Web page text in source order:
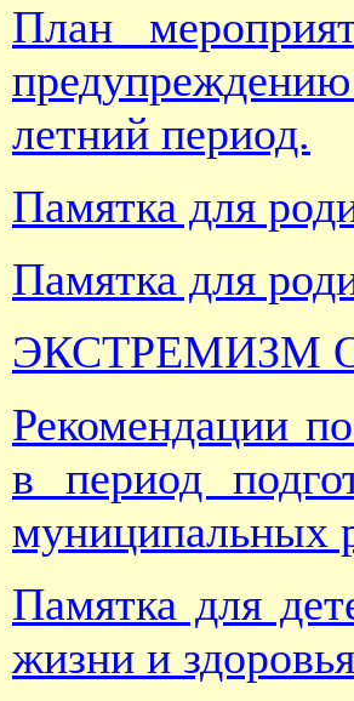
План
летний период.
Памятка для
Памятка для
ЭКСТРЕМИЗМ
Рекомендации
в период
муниципальных
Памятка для
жизни и